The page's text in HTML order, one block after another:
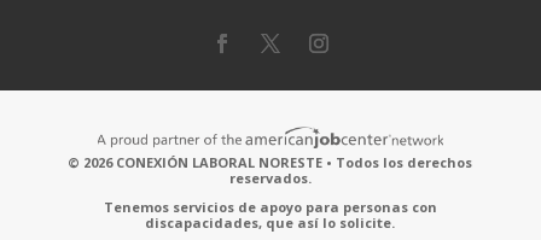
© 2026 CONEXIÓN LABORAL NORESTE • Todos los derechos
reservados.
Tenemos servicios de apoyo para personas con
discapacidades, que así lo solicite.